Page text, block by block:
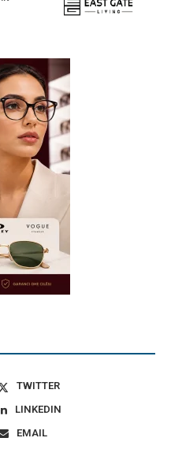
TWITTER
LINKEDIN
EMAIL